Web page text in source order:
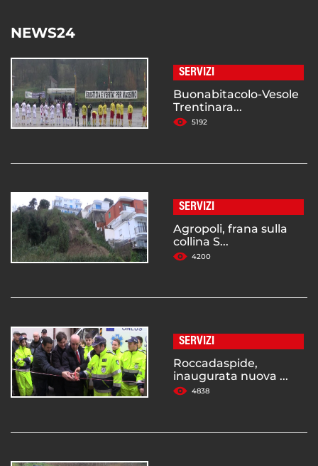
NEWS24
SERVIZI
Buonabitacolo-Vesole
Trentinara...
5192
SERVIZI
Agropoli, frana sulla
collina S...
4200
SERVIZI
Roccadaspide,
inaugurata nuova ...
4838